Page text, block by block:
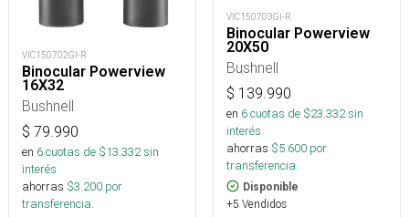
VIC150702GI-R
Binocular Powerview
16X32
Bushnell
$ 79.990
en 6cuotas de $13.332sin
interés
ahorras $3.200 por
transferencia.
VIC150703GI-R
Binocular Powerview
20X50
Bushnell
$ 139.990
en 6cuotas de $23.332sin
interés
ahorras $5.600 por
transferencia.
Disponible
+5 Vendidos